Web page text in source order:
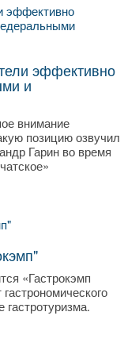
эффективно
и
внимание
позицию озвучил
Гарин во время
«Гастрокэмп
гастротуризма.